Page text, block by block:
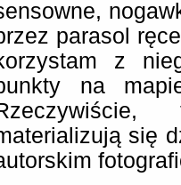
parasol
z
na
się